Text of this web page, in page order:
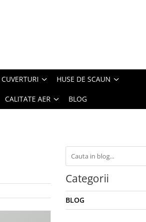
CUVERTURI HUSE DE SCAUN
CALITATE AER BLOG
Categorii
BLOG